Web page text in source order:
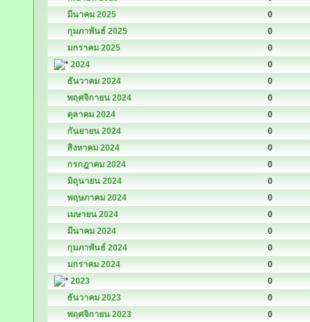
มีนาคม 2025
0
กุมภาพันธ์ 2025
0
มกราคม 2025
0
2024
0
ธันวาคม 2024
0
พฤศจิกายน 2024
0
ตุลาคม 2024
0
กันยายน 2024
0
สิงหาคม 2024
0
กรกฎาคม 2024
0
มิถุนายน 2024
0
พฤษภาคม 2024
0
เมษายน 2024
0
มีนาคม 2024
0
กุมภาพันธ์ 2024
0
มกราคม 2024
0
2023
0
ธันวาคม 2023
0
พฤศจิกายน 2023
0